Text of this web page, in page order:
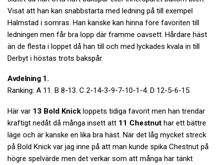
Visat att han kan snabbstarta med ledning på till exempel
Halmstad i somras. Han kanske kan hinna före favoriten till
ledningen men får bra lopp där framme oavsett. Hårdare häst
än de flesta i loppet då han till och med lyckades kvala in till
Derbyt i höstas trots bakspår.
Avdelning 1.
Ranking: A 11. B 8-13. C 2-14-3-9-7-10-1-4. D 12-5-6-15.
Här var 13 Bold Knick loppets tidiga favorit men han trendar
kraftigt nedåt då många insett att 11 Chestnut har ett bättre
läge och är kanske en lika bra häst. När det låg mycket streck
på Bold Knick var jag inne på att man kunde spika Chestnut på
högre spelvärde men det verkar som att många har tänkt